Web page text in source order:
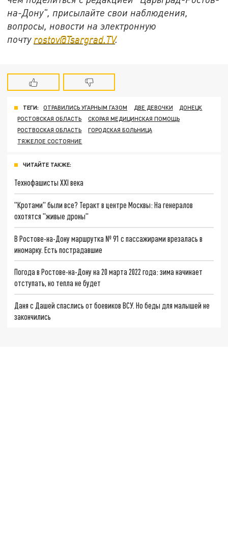
на-Дону", присылайте свои наблюдения,
вопросы, новости на электронную
почту rostov@Tsargrad.ТV.
ТЕГИ: ОТРАВИЛИСЬ УГАРНЫМ ГАЗОМ ДВЕ ДЕВОЧКИ
ДОНЕЦК
РОСТОВСКАЯ ОБЛАСТЬ
СКОРАЯ МЕДИЦИНСКАЯ ПОМОЩЬ
РОСТВОСКАЯ ОБЛАСТЬ
ГОРОДСКАЯ БОЛЬНИЦА
ТЯЖЕЛОЕ СОСТОЯНИЕ
ЧИТАЙТЕ ТАКЖЕ:
Технофашисты XXI века
"Кротами" были все? Теракт в центре Москвы: На генералов
охотятся "живые дроны"
В Ростове-на-Дону маршрутка № 91 с пассажирами врезалась в
иномарку. Есть пострадавшие
Погода в Ростове-на-Дону на 20 марта 2022 года: зима начинает
отступать, но тепла не будет
Даня с Дашей спаслись от боевиков ВСУ. Но беды для малышей не
закончились